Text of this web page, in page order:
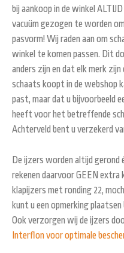
bij aankoop in de winkel
vacuüm gezogen te worden
pasvorm! Wij raden aan om
winkel te komen passen. Dit
anders zijn en dat elk merk
schaats koopt in de webshop
past, maar dat u bijvoorbeeld
heeft voor het betreffende
Achterveld bent u verzekerd
De ijzers worden altijd gerond
rekenen daarvoor GEEN
klapijzers met ronding 22,
kunt u een opmerking
Ook verzorgen wij de ijzers
Interflon voor optimale